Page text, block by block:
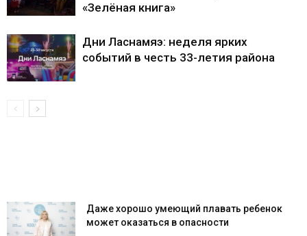
«Зелёная книга»
Дни Ласнамяэ: неделя ярких
событий в честь 33-летия района
Даже хорошо умеющий плавать ребенок
может оказаться в опасности